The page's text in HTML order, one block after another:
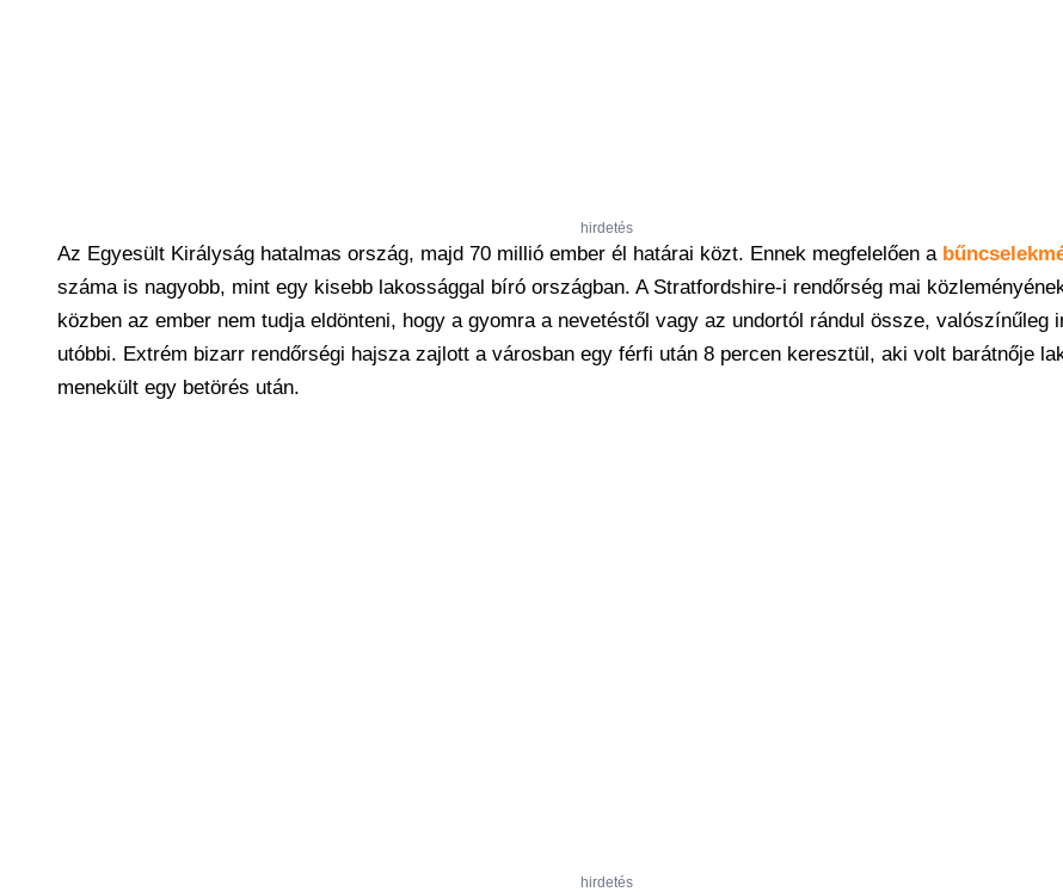
hirdetés
Az Egyesült Királyság hatalmas ország, majd 70 millió ember él határai közt. Ennek megfelelően a
száma is nagyobb, mint egy kisebb lakossággal bíró országban. A Stratfordshire-i rendőrség mai
közben az ember nem tudja eldönteni, hogy a gyomra a nevetéstől vagy az undortól rándul össze, valószínűleg
utóbbi. Extrém bizarr rendőrségi hajsza zajlott a városban egy férfi után 8 percen keresztül, aki volt barátnője
menekült egy betörés után.
hirdetés